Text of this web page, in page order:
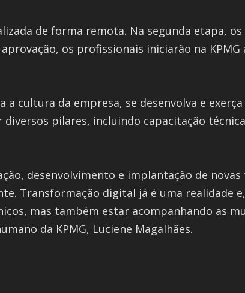
de forma remota. Na segunda etapa,
os profissionais iniciarão na
cultura da empresa, se desenvolva e
pilares, incluindo capacitação
desenvolvimento e implantação de
Transformação digital já é uma realidade
mas também estar acompanhando as
da KPMG, Luciene Magalhães.